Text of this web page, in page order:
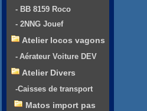
- BB 8159 Roco
- 2NNG Jouef
Atelier locos vagons
- Aérateur Voiture DEV
Atelier Divers
-Caisses de transport
Matos import pas